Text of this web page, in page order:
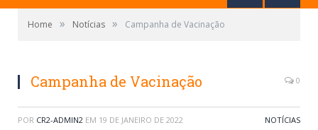
Home » Notícias » Campanha de Vacinação
Campanha de Vacinação 0
POR CR2-ADMIN2 EM 19 DE JANEIRO DE 2022 NOTÍCIAS